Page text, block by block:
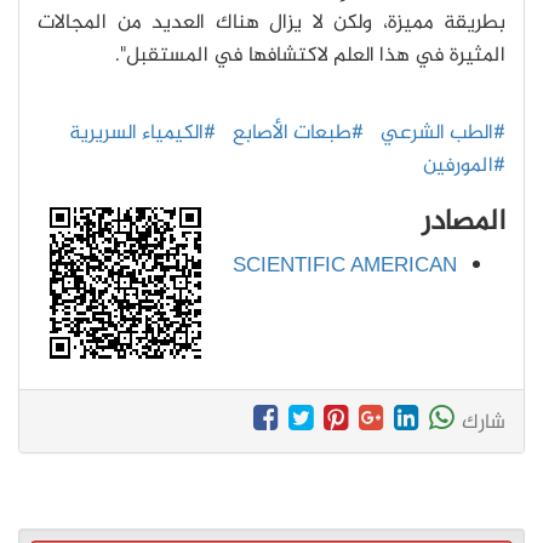
بطريقة مميزة، ولكن لا يزال هناك العديد من المجالات
المثيرة في هذا العلم لاكتشافها في المستقبل".
#الطب الشرعي #طبعات الأصابع #الكيمياء السريرية
#المورفين
المصادر
SCIENTIFIC AMERICAN
شارك